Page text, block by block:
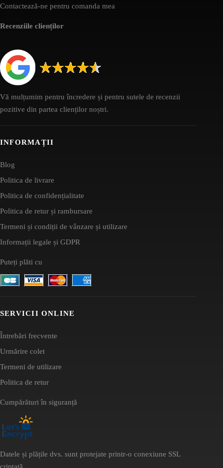
Contactează-ne pentru comanda mea
Recenziile clienților
Vă mulțumim pentru încredere și pentru sutele de recenzii
pozitive din partea clienților noștri.
INFORMAȚII
Blog
Politica de livrare
Politica de confidențialitate
Politica de retur și rambursare
Termeni și condiții de vânzare și utilizare
Informații legale și GDPR
Puteți plăti cu
SERVICII ONLINE
Întrebări frecvente
Urmărire colet
Termeni de utilizare
Politica de retur
Cumpărături în siguranță
Datele și plățile dvs. sunt protejate printr-o conexiune SSL
criptată.